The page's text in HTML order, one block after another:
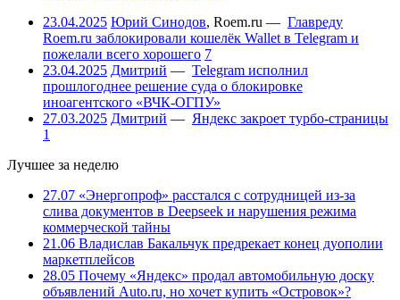
23.04.2025 Юрий Синодов, Roem.ru — Главреду
Roem.ru заблокировали кошелёк Wallet в Telegram и
пожелали всего хорошего 7
23.04.2025 Дмитрий — Telegram исполнил
прошлогоднее решение суда о блокировке
иноагентского «ВЧК-ОГПУ»
27.03.2025 Дмитрий — Яндекс закроет турбо-страницы
1
Лучшее за неделю
27.07 «Энергопроф» расстался с сотрудницей из-за
слива документов в Deepseek и нарушения режима
коммерческой тайны
21.06 Владислав Бакальчук предрекает конец дуополии
маркетплейсов
28.05 Почему «Яндекс» продал автомобильную доску
объявлений Auto.ru, но хочет купить «Островок»?